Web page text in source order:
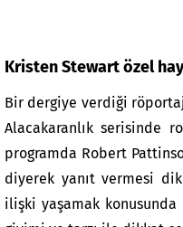
Kristen Stewart özel
Bir dergiye verdiği
Alacakaranlık serisinde
programda Robert
diyerek yanıt vermesi
ilişki yaşamak konusunda